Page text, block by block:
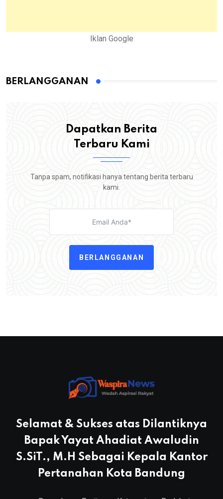
Iklan Google
BERLANGGANAN
Dapatkan Berita
Terbaru Kami
Tanpa spam, notifikasi hanya tentang berita terbaru
kami.
BERLANGGANAN
Selamat & Sukses atas Dilantiknya
Bapak Yayat Ahadiat Awaludin
S.SiT., M.H Sebagai Kepala Kantor
Pertanahan Kota Bandung